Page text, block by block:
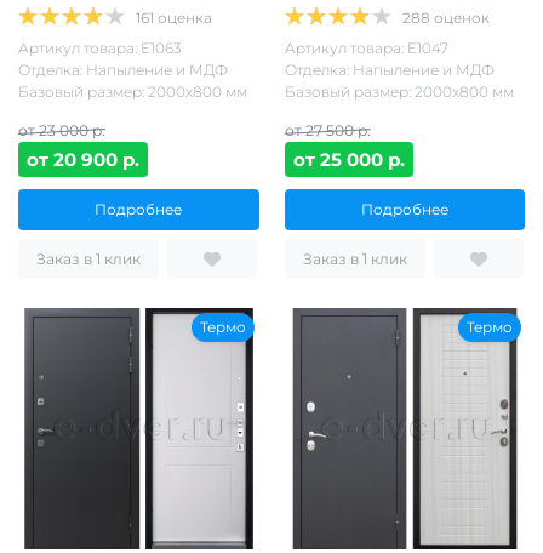
161 оценка
Артикул товара: Е1063
Отделка: Напыление и МДФ
Базовый размер: 2000х800 мм
от 23 000 р.
от 20 900 р.
Подробнее
Заказ в 1 клик
288 оценок
Артикул товара: Е1047
Отделка: Напыление и МДФ
Базовый размер: 2000х800 мм
от 27 500 р.
от 25 000 р.
Подробнее
Заказ в 1 клик
Термо Термо